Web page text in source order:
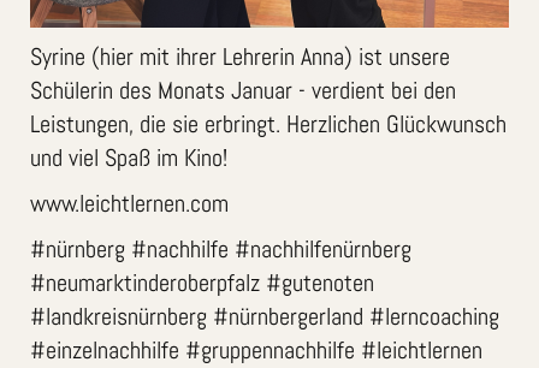
Syrine (hier mit ihrer Lehrerin Anna) ist unsere
Schülerin des Monats Januar - verdient bei den
Leistungen, die sie erbringt. Herzlichen Glückwunsch
und viel Spaß im Kino!
www.leichtlernen.com
#nürnberg #nachhilfe #nachhilfenürnberg
#neumarktinderoberpfalz #gutenoten
#landkreisnürnberg #nürnbergerland #lerncoaching
#einzelnachhilfe #gruppennachhilfe #leichtlernen